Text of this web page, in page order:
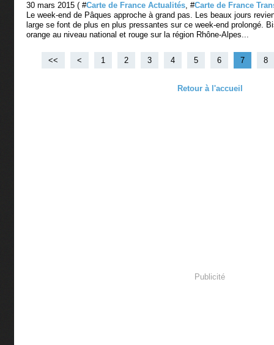
30 mars 2015 ( #Carte de France Actualités, #Carte de France
Le week-end de Pâques approche à grand pas. Les beaux jours
large se font de plus en plus pressantes sur ce week-end prolongé.
orange au niveau national et rouge sur la région Rhône-Alpes...
<< < 1 2 3 4 5 6 7 8
Retour à l'accueil
Publicité